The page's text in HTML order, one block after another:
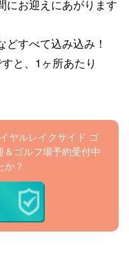
にお迎えにあがります
すべて込み込み！
と、1ヶ所あたり
ヤルレイクサイド ゴ
ゴルフ場予約受付中
？